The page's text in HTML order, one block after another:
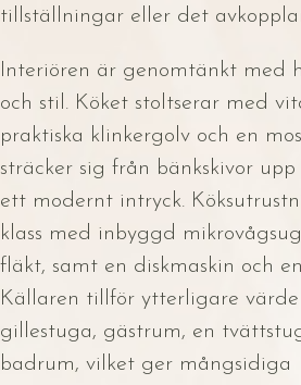
tillställningar eller det
Interiören är genomtänkt med
och stil. Köket stoltserar med
praktiska klinkergolv och en
sträcker sig från bänkskivor
ett modernt intryck.
klass med inbyggd
fläkt, samt en diskmaskin och
Källaren tillför ytterligare värde
gillestuga, gästrum, en
badrum, vilket ger mångsidiga